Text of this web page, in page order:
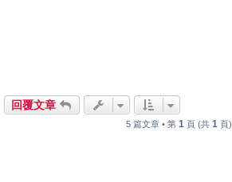
回覆文章
5 篇文章 • 第 1 頁 (共 1 頁)